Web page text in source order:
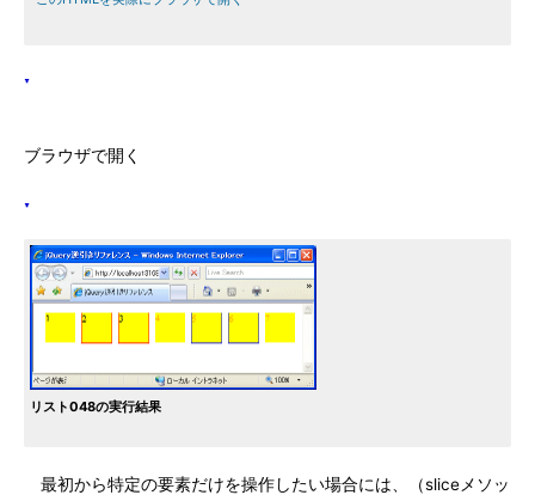
ブラウザで開く
リスト048の実行結果
最初から特定の要素だけを操作したい場合には、（sliceメソッ